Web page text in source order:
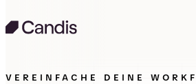
VEREINFACHE DEINE